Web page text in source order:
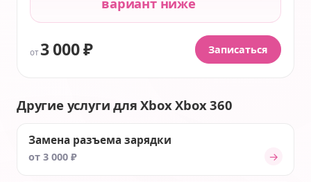
от 3 000 ₽ Записаться
Другие услуги для Xbox Xbox 360
Замена разъема зарядки
от 3 000 ₽ →